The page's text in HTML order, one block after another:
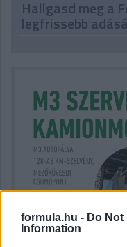
formula.hu - Do Not
Information
Hallgasd meg a
legfrissebb